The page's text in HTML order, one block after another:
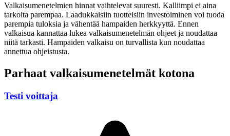
Valkaisumenetelmien hinnat vaihtelevat suuresti. Kalliimpi ei aina
tarkoita parempaa. Laadukkaisiin tuotteisiin investoiminen voi tuoda
parempia tuloksia ja vähentää hampaiden herkkyyttä. Ennen
valkaisua kannattaa lukea valkaisumenetelmän ohjeet ja noudattaa
niitä tarkasti. Hampaiden valkaisu on turvallista kun noudattaa
annettua ohjeistusta.
Parhaat valkaisumenetelmät kotona
Testi voittaja